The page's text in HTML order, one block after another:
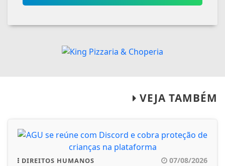
VEJA TAMBÉM
DIREITOS HUMANOS 07/08/2026